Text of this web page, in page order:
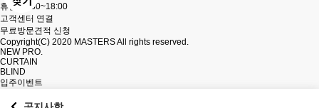
휴일 : 9:30~18:00
고객센터 연결
무료방문견적 신청
Copyright(C) 2020 MASTERSAll rights reserved.
NEW PRO.
CURTAIN
BLIND
입주이벤트